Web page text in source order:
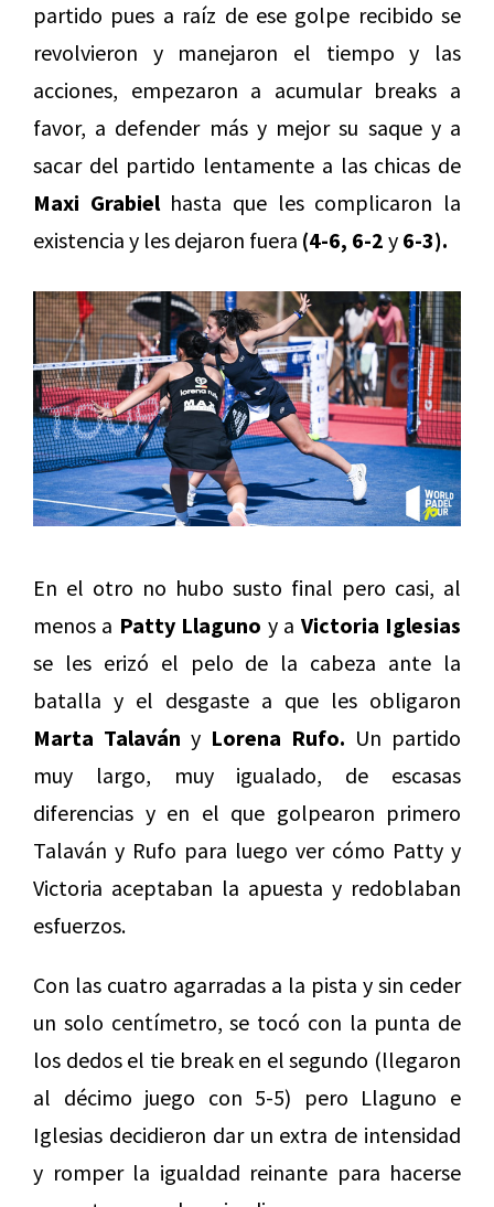
partido pues a raíz de ese golpe recibido se
revolvieron y manejaron el tiempo y las
acciones, empezaron a acumular breaks a
favor, a defender más y mejor su saque y a
sacar del partido lentamente a las chicas de
Maxi Grabielhasta que les complicaron la
existencia y les dejaron fuera (4-6, 6-2 y 6-3).
En el otro no hubo susto final pero casi, al
menos a Patty Llaguno y a Victoria Iglesias
se les erizó el pelo de la cabeza ante la
batalla y el desgaste a que les obligaron
Marta Talaván y Lorena Rufo. Un partido
muy largo, muy igualado, de escasas
diferencias y en el que golpearon primero
Talaván y Rufo para luego ver cómo Patty y
Victoria aceptaban la apuesta y redoblaban
esfuerzos.
Con las cuatro agarradas a la pista y sin ceder
un solo centímetro, se tocó con la punta de
los dedos el tie break en el segundo (llegaron
al décimo juego con 5-5) pero Llaguno e
Iglesias decidieron dar un extra de intensidad
y romper la igualdad reinante para hacerse